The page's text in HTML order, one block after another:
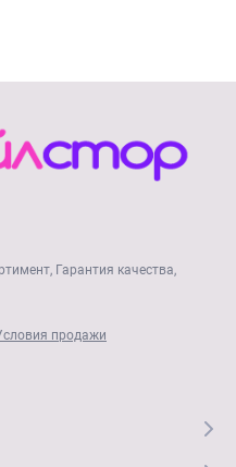
Гарантия качества,
продажи